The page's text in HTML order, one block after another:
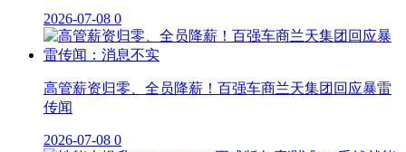
2026-07-08 0
高管薪资归零、全员降薪！百强车商兰天集团回应暴雷
传闻
2026-07-08 0